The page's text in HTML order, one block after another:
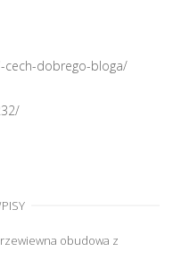
cech-dobrego-bloga/
obudowa z